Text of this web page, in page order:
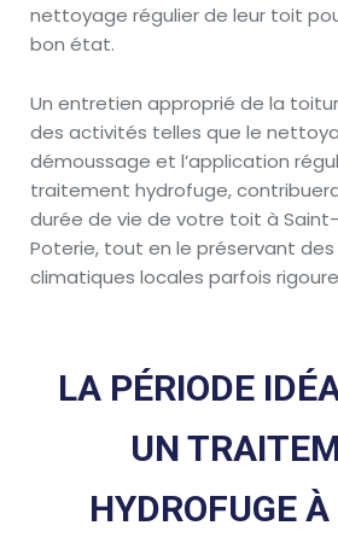
nettoyage régulier de leur toit
bon état.
Un entretien approprié de la
des activités telles que le
démoussage et l’application
traitement hydrofuge,
durée de vie de votre toit à
Poterie, tout en le préservant
climatiques locales parfois
LA PÉRIODE
UN
HYDROFUGE